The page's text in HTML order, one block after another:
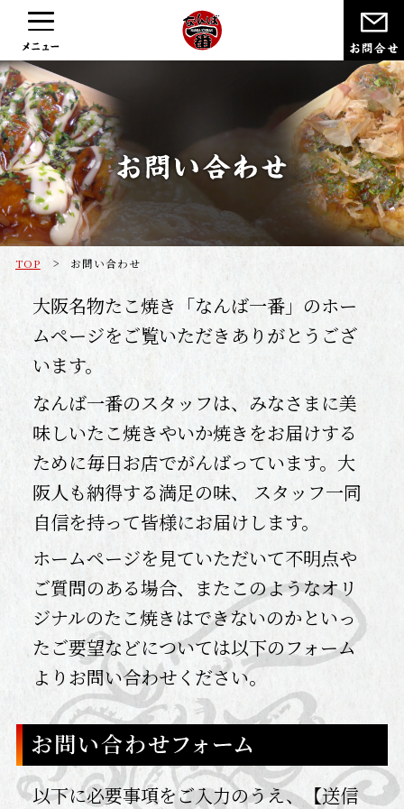
TOP > お問い合わせ
大阪名物たこ焼き「なんば一番」のホー
ムページをご覧いただきありがとうござ
います。
なんば一番のスタッフは、みなさまに美
味しいたこ焼きやいか焼きをお届けする
ために毎日お店でがんばっています。大
阪人も納得する満足の味、 スタッフ一同
自信を持って皆様にお届けします。
ホームページを見ていただいて不明点や
ご質問のある場合、またこのようなオリ
ジナルのたこ焼きはできないのかといっ
たご要望などについては以下のフォーム
よりお問い合わせください。
以下に必要事項をご入力のうえ、【送信